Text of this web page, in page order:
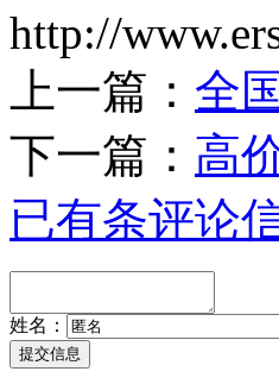
http://
上一篇： 全
下一篇： 高
已有条评论
姓名：